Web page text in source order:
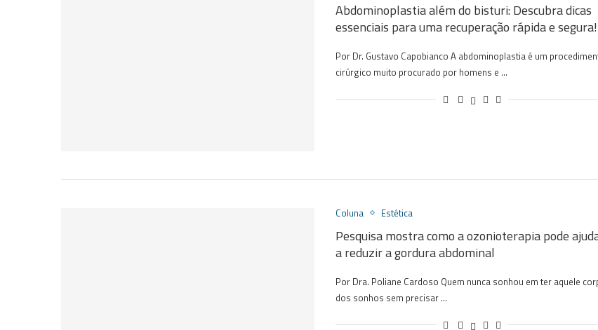
Abdominoplastia além do bisturi: Descubra dicas
essenciais para uma recuperação rápida e segura!
Por Dr. Gustavo Capobianco A abdominoplastia é um
cirúrgico muito procurado por homens e …
Coluna Estética
Pesquisa mostra como a ozonioterapia pode
a reduzir a gordura abdominal
Por Dra. Poliane Cardoso Quem nunca sonhou em ter aquele
dos sonhos sem precisar …